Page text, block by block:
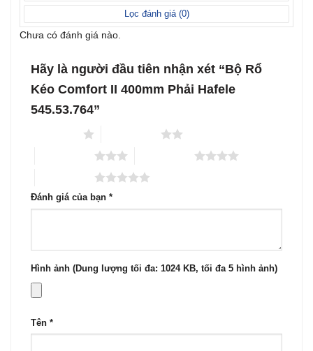
sao
Lọc đánh giá (0)
Chưa có đánh giá nào.
Hãy là người đầu tiên nhận xét “Bộ Rổ
Kéo Comfort II 400mm Phải Hafele
545.53.764”
Đánh giá của bạn *
Hình ảnh (Dung lượng tối đa: 1024 KB, tối đa 5 hình ảnh)
Tên *